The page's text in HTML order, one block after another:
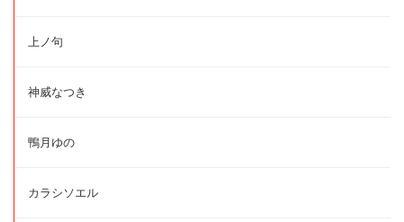
上ノ句
神威なつき
鴨月ゆの
カラシソエル